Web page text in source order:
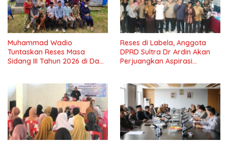
Muhammad Wadio
Tuntaskan Reses Masa
Sidang III Tahun 2026 di Dapil
Reses di Labela, Anggota
DPRD Sultra Dr Ardin Akan
Perjuangkan Aspirasi